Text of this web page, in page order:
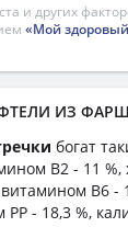
и других
«Мой
ИЗ
богат
B2 - 11 %,
B6 -
- 18,3 %,